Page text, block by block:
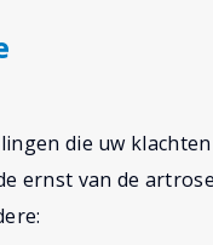
die uw
ernst van de